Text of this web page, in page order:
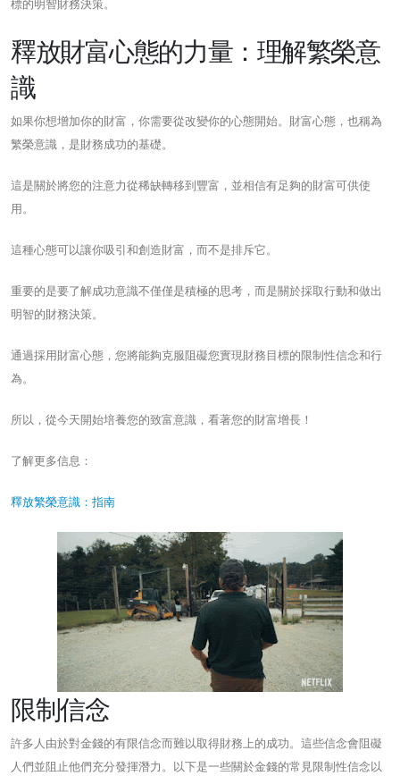
標的明智財務決策。
釋放財富心態的力量：理解繁榮意
識
如果你想增加你的財富，你需要從改變你的心態開始。財富心態，也稱為
繁榮意識，是財務成功的基礎。
這是關於將您的注意力從稀缺轉移到豐富，並相信有足夠的財富可供使
用。
這種心態可以讓你吸引和創造財富，而不是排斥它。
重要的是要了解成功意識不僅僅是積極的思考，而是關於採取行動和做出
明智的財務決策。
通過採用財富心態，您將能夠克服阻礙您實現財務目標的限制性信念和行
為。
所以，從今天開始培養您的致富意識，看著您的財富增長！
了解更多信息：
釋放繁榮意識：指南
限制信念
許多人由於對金錢的有限信念而難以取得財務上的成功。這些信念會阻礙
人們並阻止他們充分發揮潛力。以下是一些關於金錢的常見限制性信念以